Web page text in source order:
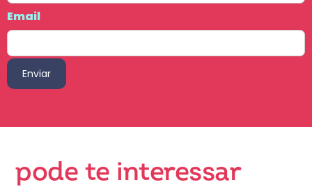
Email
pode te interessar